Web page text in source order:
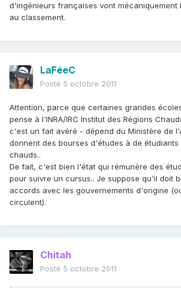
d'ingénieurs françaises vont mécaniquement
au classement.
LaFéeC
Posté 5 octobre 2011
Attention, parce que certaines grandes
pense à l'INRA/IRC Institut des Régions
c'est un fait avéré - dépend du Ministère de
donnent des bourses d'études à de étudiants
chauds..
De fait, c'est bien l'état qui rémunère des
pour suivre un cursus.. Je suppose qu'il doit
accords avec les gouvernements d'origine
circulent).
Chitah
Posté 5 octobre 2011